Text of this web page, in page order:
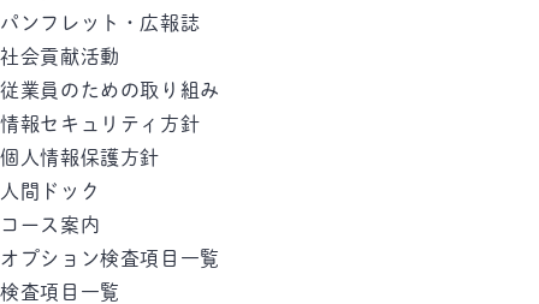
パンフレット・広報誌
社会貢献活動
従業員のための取り組み
情報セキュリティ方針
個人情報保護方針
人間ドック
コース案内
オプション検査項目一覧
検査項目一覧